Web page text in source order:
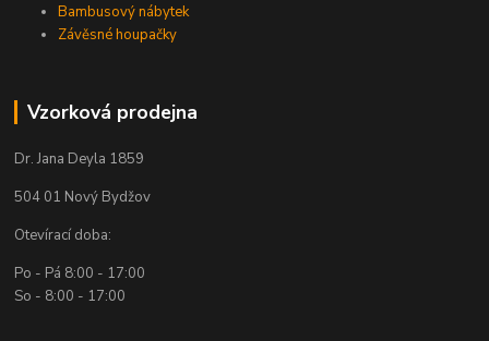
Bambusový nábytek
Závěsné houpačky
Vzorková prodejna
Dr. Jana Deyla 1859
504 01 Nový Bydžov
Otevírací doba:
Po - Pá 8:00 - 17:00
So - 8:00 - 17:00